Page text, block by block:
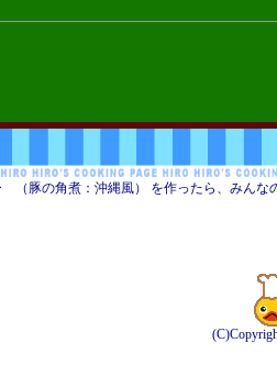
豚の角煮：沖縄風） を作ったら、みんな